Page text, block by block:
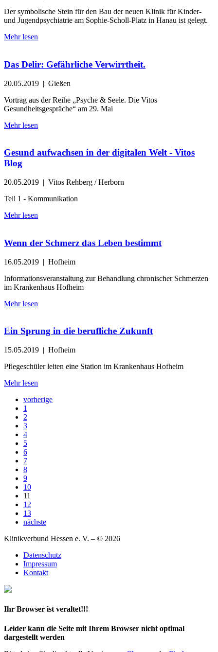
Der symbolische Stein für den Bau der neuen Klinik für Kinder-
und Jugendpsychiatrie am Sophie-Scholl-Platz in Hanau ist gelegt.
Mehr lesen
Das Delir: Gefährliche Verwirrtheit.
20.05.2019 | Gießen
Vortrag aus der Reihe „Psyche & Seele. Die Vitos
Gesundheitsgespräche“ am 29. Mai
Mehr lesen
Gesund aufwachsen in der digitalen Welt - Vitos
Blog
20.05.2019 | Vitos Rehberg / Herborn
Teil 1 - Kommunikation
Mehr lesen
Wenn der Schmerz das Leben bestimmt
16.05.2019 | Hofheim
Informationsveranstaltung zur Behandlung chronischer Schmerzen
im Krankenhaus Hofheim
Mehr lesen
Ein Sprung in die berufliche Zukunft
15.05.2019 | Hofheim
Pflegeschüler leiten eine Station im Krankenhaus Hofheim
Mehr lesen
vorherige
1
2
3
4
5
6
7
8
9
10
11
12
13
nächste
Klinikverbund Hessen e. V. – © 2026
Datenschutz
Impressum
Kontakt
Ihr Browser ist veraltet!!!
Leider kann die Seite mit Ihrem Browser nicht optimal
dargestellt werden